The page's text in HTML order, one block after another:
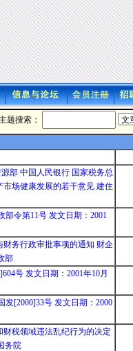
题搜索：
部 中国人民银行 国家税务总
场健康发展的若干意见 建住
部令第11号 发文日期：2001
务行政审批事项的通知 财企
部
号 发文日期：2001年10月
[2000]33号 发文日期：2000
税领域违法乱纪行为的决定
务院